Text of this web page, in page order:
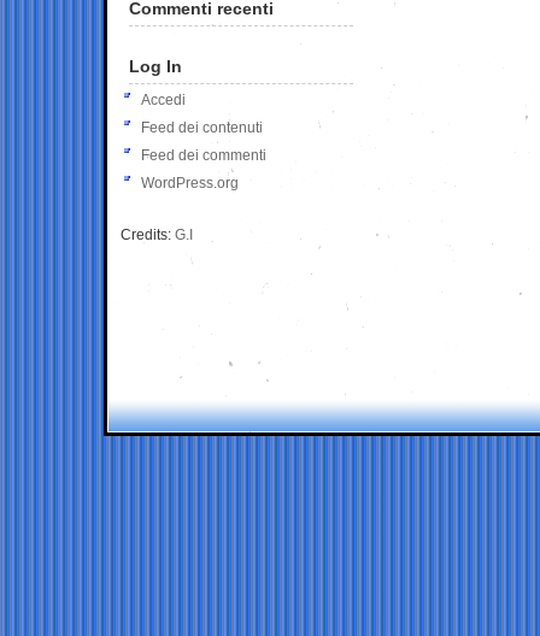
Commenti recenti
Log In
Accedi
Feed dei contenuti
Feed dei commenti
WordPress.org
Credits: G.I